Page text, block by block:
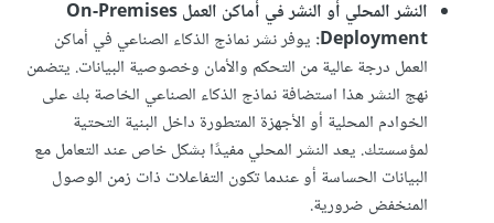
النشر المحلي أو النشر في أماكن العمل On-Premises
Deployment: يوفر نشر نماذج الذكاء الصناعي في أماكن
العمل درجة عالية من التحكم والأمان وخصوصية البيانات. يتضمن
نهج النشر هذا استضافة نماذج الذكاء الصناعي الخاصة بك على
الخوادم المحلية أو الأجهزة المتطورة داخل البنية التحتية
لمؤسستك. يعد النشر المحلي مفيدًا بشكل خاص عند التعامل مع
البيانات الحساسة أو عندما تكون التفاعلات ذات زمن الوصول
المنخفض ضرورية.